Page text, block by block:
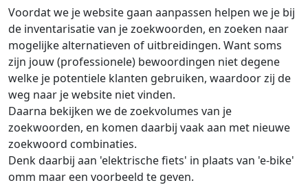
Voordat we je website gaan aanpassen helpen we je bij
de inventarisatie van je zoekwoorden, en zoeken naar
mogelijke alternatieven of uitbreidingen. Want soms
zijn jouw (professionele) bewoordingen niet degene
welke je potentiele klanten gebruiken, waardoor zij de
weg naar je website niet vinden.
Daarna bekijken we de zoekvolumes van je
zoekwoorden, en komen daarbij vaak aan met nieuwe
zoekwoord combinaties.
Denk daarbij aan 'elektrische fiets' in plaats van 'e-bike'
omm maar een voorbeeld te geven.